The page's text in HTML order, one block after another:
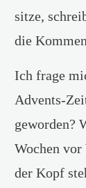
sitze,
die
Ich frage
Advents-
geworden?
Wochen vor
der Kopf